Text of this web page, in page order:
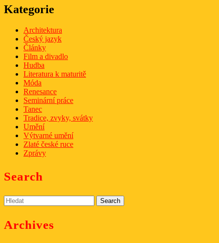
Kategorie
Architektura
Český jazyk
Články
Film a divadlo
Hudba
Literatura k maturitě
Móda
Renesance
Seminární práce
Tanec
Tradice, zvyky, svátky
Umění
Výtvarné umění
Zlaté české ruce
Zprávy
Search
Search
for:
Archives